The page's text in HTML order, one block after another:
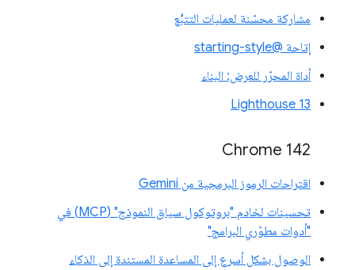
مشاركة محسّنة لعمليات التتبُّع
إتاحة @starting-style
أداة المحرّر للعرض: البناء
Lighthouse 13
Chrome 142
اقتراحات الرموز البرمجية من Gemini
تحسينات لخادم "بروتوكول سياق النموذج" (MCP) في
"أدوات مطوّري البرامج"
الوصول بشكل أسرع إلى المساعدة المستندة إلى الذكاء